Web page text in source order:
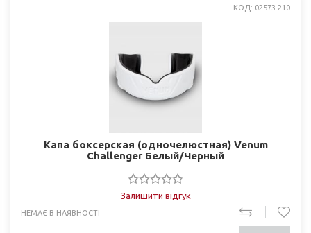
КОД: 02573-210
Капа боксерская (одночелюстная) Venum
Challenger Белый/Черный
Залишити відгук
НЕМАЄ В НАЯВНОСТІ